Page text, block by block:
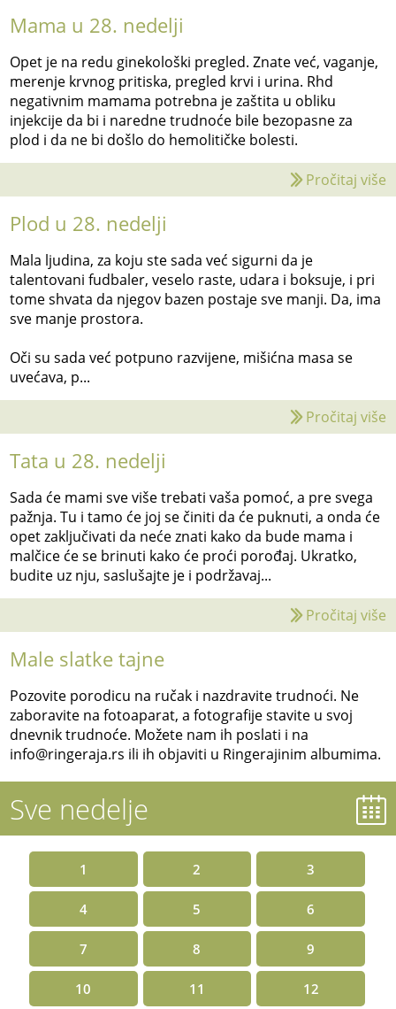
Mama u 28. nedelji
Opet je na redu ginekološki pregled. Znate već, vaganje,
merenje krvnog pritiska, pregled krvi i urina. Rhd
negativnim mamama potrebna je zaštita u obliku
injekcije da bi i naredne trudnoće bile bezopasne za
plod i da ne bi došlo do hemolitičke bolesti.
Pročitaj više
Plod u 28. nedelji
Mala ljudina, za koju ste sada već sigurni da je
talentovani fudbaler, veselo raste, udara i boksuje, i pri
tome shvata da njegov bazen postaje sve manji. Da, ima
sve manje prostora.
Oči su sada već potpuno razvijene, mišićna masa se
uvećava, p...
Pročitaj više
Tata u 28. nedelji
Sada će mami sve više trebati vaša pomoć, a pre svega
pažnja. Tu i tamo će joj se činiti da će puknuti, a onda će
opet zaključivati da neće znati kako da bude mama i
malčice će se brinuti kako će proći porođaj. Ukratko,
budite uz nju, saslušajte je i podržavaj...
Pročitaj više
Male slatke tajne
Pozovite porodicu na ručak i nazdravite trudnoći. Ne
zaboravite na fotoaparat, a fotografije stavite u svoj
dnevnik trudnoće. Možete nam ih poslati i na
info@ringeraja.rs ili ih objaviti u Ringerajinim albumima.
Sve nedelje
1 2 3
4 5 6
7 8 9
10 11 12